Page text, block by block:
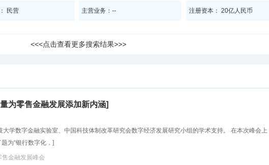
民营 主营业务：-- 注册资本： 20亿人民币
<<<点击查看更多搜索结果>>>
为零售金融发展添加新内涵]
学数字金融实验室、中国科技体制改革研究会数字经济发展研究小组的学术支持。 在本次峰会上
为“银行数字化，]
金融发展峰会